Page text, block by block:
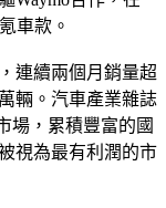
車款。
連續兩個月銷量超
輛。汽車產業雜誌
場，累積豐富的國
視為最有利潤的市